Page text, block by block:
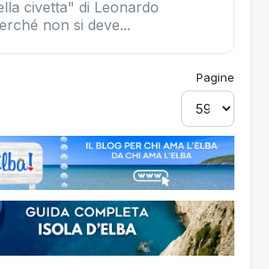
civetta" di Leonardo
non si deve...
Pagine